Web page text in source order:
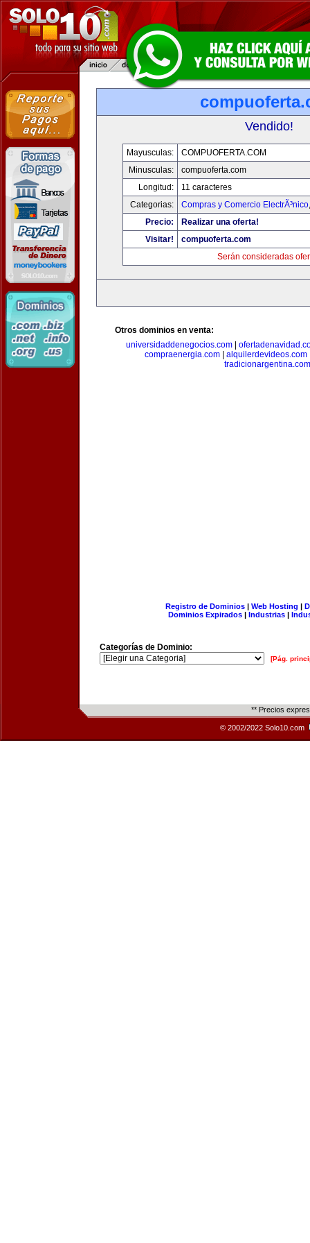
Vendido!
Mayusculas:
COMPUOFERTA.COM
Minusculas:
compuoferta.com
Longitud:
11 caracteres
Categorias:
Compras y Comercio ElectrÃ³nico
Precio:
Realizar una oferta!
Visitar!
compuoferta.com
Serán consideradas
Otros dominios en venta:
universidaddenegocios.com
compraenergia.com
alquilerdevideos.com
tradicionargentina.com
Registro de Dominios| Web Hosting |
Dominios Expirados | Industrias |
Categorías de Dominio:
[Pág.
** Precios
© 2002/2022 Solo10.com